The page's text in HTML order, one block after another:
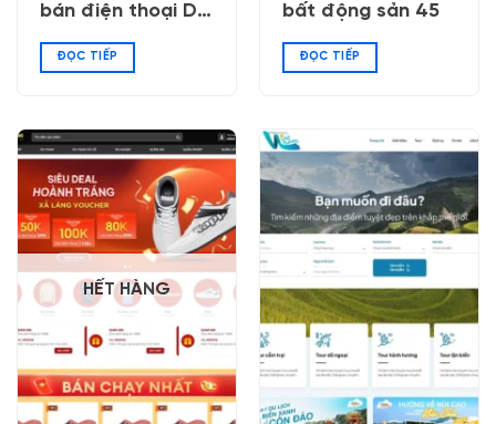
bán điện thoại Di
Động Việt
ĐỌC TIẾP
bất động sản 45
ĐỌC TIẾP
HẾT HÀNG